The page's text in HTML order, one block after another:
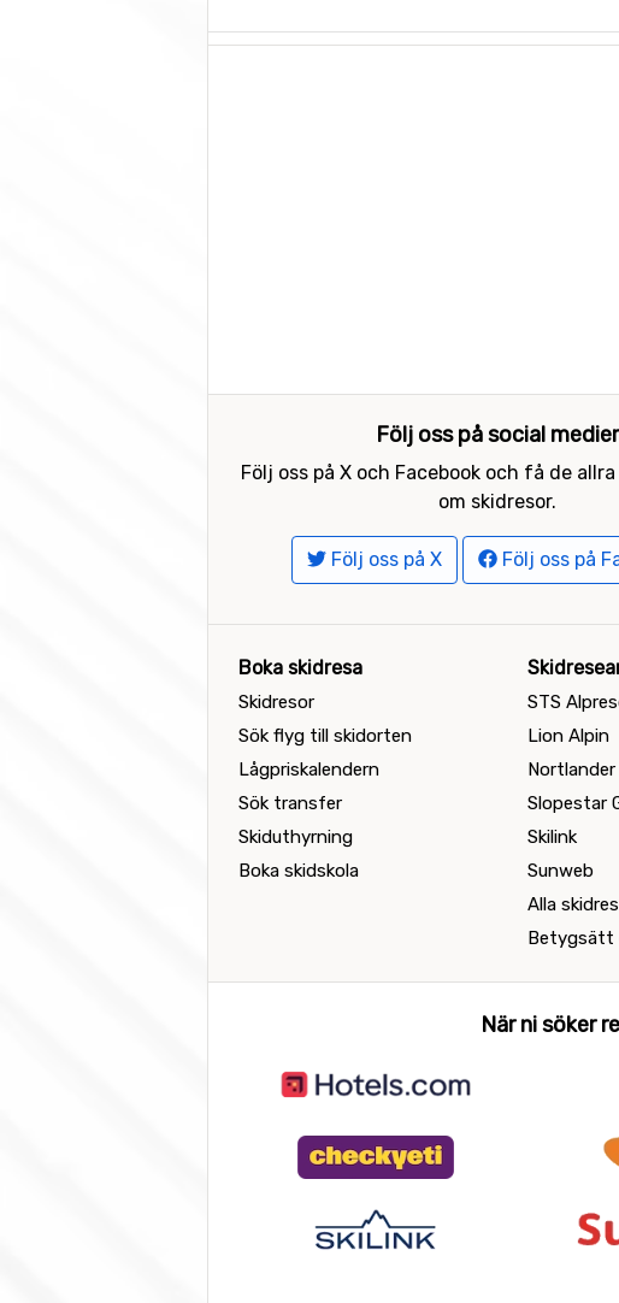
Följ oss på social medier
Följ oss på X och Facebook och få de
om skidresor.
Följ oss på X Följ oss på
Boka skidresa
Skidresor
Sök flyg till skidorten
Lågpriskalendern
Sök transfer
Skiduthyrning
Boka skidskola
STS
Lion Alpin
Nortlander
Slopestar
Skilink
Sunweb
Alla
Betygsätt
När ni söker